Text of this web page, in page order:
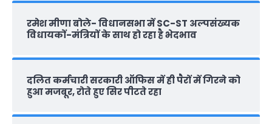
रमेश मीणा बोले- विधानसभा में SC-ST अल्पसंख्यक
विधायकों-मंत्रियों के साथ हो रहा है भेदभाव
दलित कर्मचारी सरकारी ऑफ‍िस में ही पैरों में गिरने को
हुआ मजबूर, रोते हुए सिर पीटते रहा